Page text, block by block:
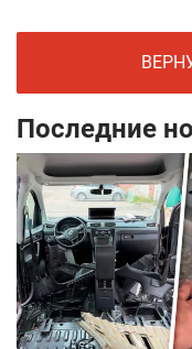
Последние